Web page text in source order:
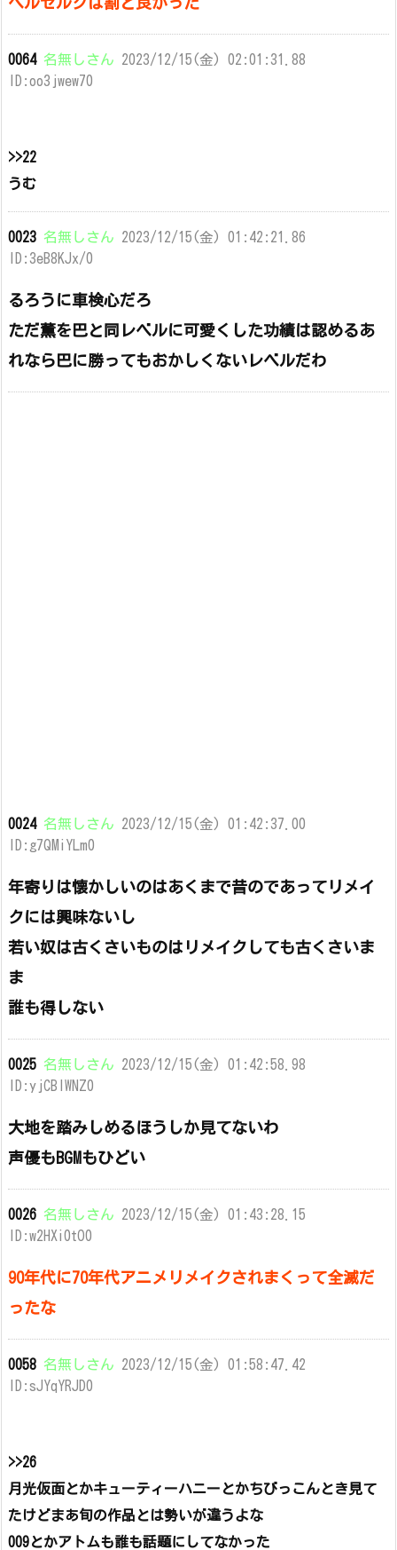
0064 名無しさん 2023/12/15(金) 02:01:31.88
ID:oo3jwew70
>>22
うむ
0023 名無しさん 2023/12/15(金) 01:42:21.86
ID:3eB8KJx/0
るろうに車検心だろ
ただ薫を巴と同レベルに可愛くした功績は認めるあ
れなら巴に勝ってもおかしくないレベルだわ
0024 名無しさん 2023/12/15(金) 01:42:37.00
ID:g7QMiYLm0
年寄りは懐かしいのはあくまで昔のであってリメイ
クには興味ないし
若い奴は古くさいものはリメイクしても古くさいま
ま
誰も得しない
0025 名無しさん 2023/12/15(金) 01:42:58.98
ID:yjCBlWNZ0
大地を踏みしめるほうしか見てないわ
声優もBGMもひどい
0026 名無しさん 2023/12/15(金) 01:43:28.15
ID:w2HXi0tO0
90年代に70年代アニメリメイクされまくって全滅だ
ったな
0058 名無しさん 2023/12/15(金) 01:58:47.42
ID:sJYqYRJD0
>>26
月光仮面とかキューティーハニーとかちびっこんとき見て
たけどまあ旬の作品とは勢いが違うよな
009とかアトムも誰も話題にしてなかった